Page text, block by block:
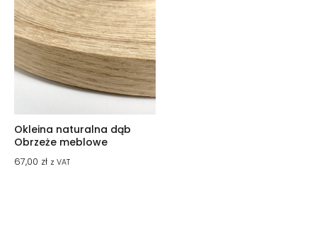
Okleina naturalna dąb
Obrzeże meblowe
67,00 zł z VAT